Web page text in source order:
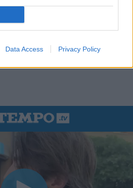
Data Access Privacy Policy